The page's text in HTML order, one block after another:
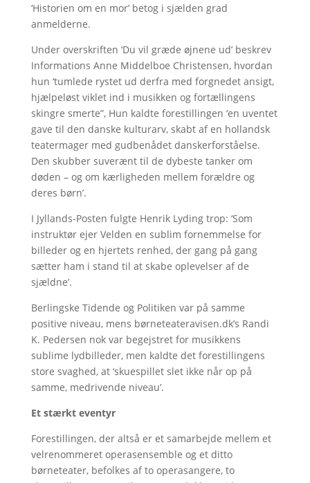
‘Historien om en mor’ betog i sjælden grad
anmelderne.
Under overskriften ‘Du vil græde øjnene ud’ beskrev
Informations Anne Middelboe Christensen, hvordan
hun ‘tumlede rystet ud derfra med forgnedet ansigt,
hjælpeløst viklet ind i musikken og fortællingens
skingre smerte”, Hun kaldte forestillingen ‘en uventet
gave til den danske kulturarv, skabt af en hollandsk
teatermager med gudbenådet danskerforståelse.
Den skubber suverænt til de dybeste tanker om
døden – og om kærligheden mellem forældre og
deres børn’.
I Jyllands-Posten fulgte Henrik Lyding trop: ‘Som
instruktør ejer Velden en sublim fornemmelse for
billeder og en hjertets renhed, der gang på gang
sætter ham i stand til at skabe oplevelser af de
sjældne’.
Berlingske Tidende og Politiken var på samme
positive niveau, mens børneteateravisen.dk’s Randi
K. Pedersen nok var begejstret for musikkens
sublime lydbilleder, men kaldte det forestillingens
store svaghed, at ‘skuespillet slet ikke når op på
samme, medrivende niveau’.
Et stærkt eventyr
Forestillingen, der altså er et samarbejde mellem et
velrenommeret operasensemble og et ditto
børneteater, befolkes af to operasangere, to